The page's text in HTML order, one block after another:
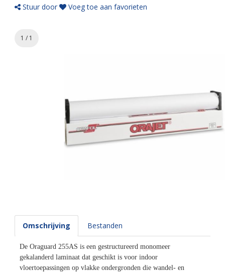
Stuur door Voeg toe aan favorieten
1 / 1
Omschrijving Bestanden
De Oraguard 255AS is een gestructureerd monomeer
gekalanderd laminaat dat geschikt is voor indoor
vloertoepassingen op vlakke ondergronden die wandel- en